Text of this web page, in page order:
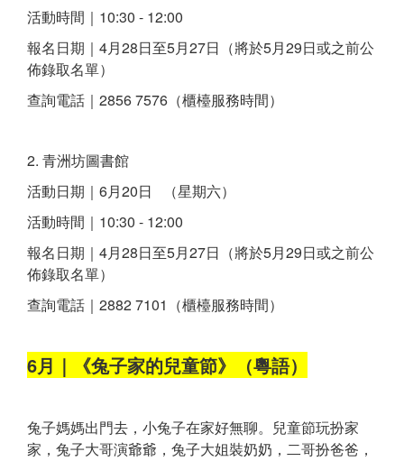
活動時間｜10:30 - 12:00
報名日期｜4月28日至5月27日（將於5月29日或之前公
佈錄取名單）
查詢電話｜2856 7576（櫃檯服務時間）
2. 青洲坊圖書館
活動日期｜6月20日 （星期六）
活動時間｜10:30 - 12:00
報名日期｜4月28日至5月27日（將於5月29日或之前公
佈錄取名單）
查詢電話｜2882 7101（櫃檯服務時間）
6月｜《兔子家的兒童節》（粵語）
兔子媽媽出門去，小兔子在家好無聊。兒童節玩扮家
家，兔子大哥演爺爺，兔子大姐裝奶奶，二哥扮爸爸，